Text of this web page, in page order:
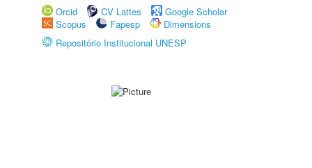
Orcid
CV Lattes
Google Scholar
Scopus
Fapesp
Dimensions
Repositório Institucional UNESP